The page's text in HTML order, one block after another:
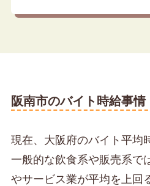
阪南市のバイト時給事情
現在、大阪府のバイト平均
一般的な飲食系や販売系で
やサービス業が平均を上回